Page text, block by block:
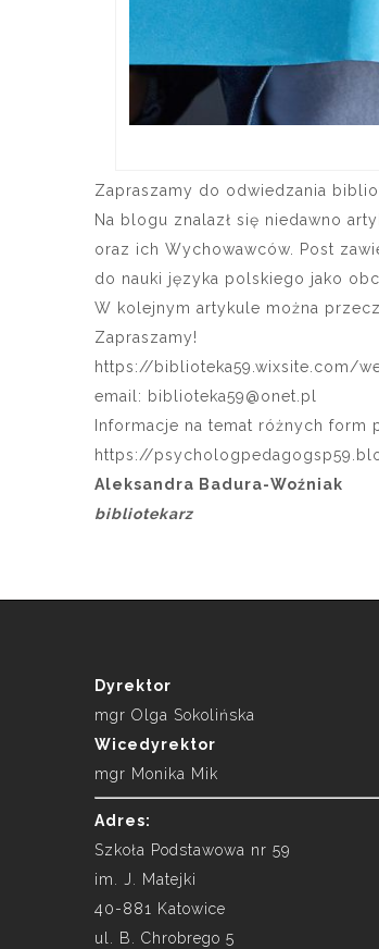
Zapraszamy do odwiedzania
Na blogu znalazł się niedawno
oraz ich Wychowawców. Post
do nauki języka polskiego jako
W kolejnym artykule można
Zapraszamy!
https://biblioteka59.wixsite.com/
email: biblioteka59@onet.pl
Informacje na temat różnych form
https://
Aleksandra Badura-Woźniak
bibliotekarz
Dyrektor
mgr Olga Sokolińska
Wicedyrektor
mgr Monika Mik
Adres:
Szkoła Podstawowa nr 59
im. J. Matejki
40-881 Katowice
ul. B. Chrobrego 5